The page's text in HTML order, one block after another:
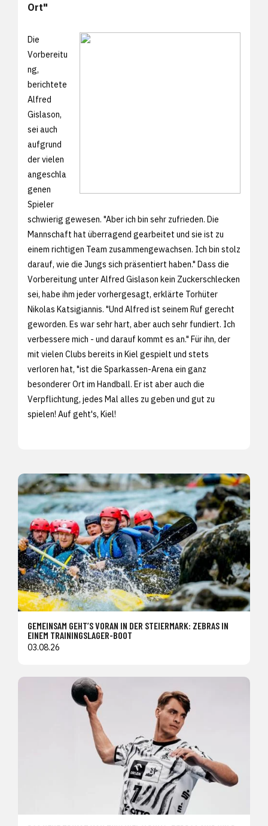
Ort"
Die
Vorbereitu
ng,
berichtete
Alfred
Gislason,
sei auch
aufgrund
der vielen
angeschla
genen
Spieler
schwierig gewesen. "Aber ich bin sehr zufrieden. Die
Mannschaft hat überragend gearbeitet und sie ist zu
einem richtigen Team zusammengewachsen. Ich bin stolz
darauf, wie die Jungs sich präsentiert haben." Dass die
Vorbereitung unter Alfred Gislason kein Zuckerschlecken
sei, habe ihm jeder vorhergesagt, erklärte Torhüter
Nikolas Katsigiannis. "Und Alfred ist seinem Ruf gerecht
geworden. Es war sehr hart, aber auch sehr fundiert. Ich
verbessere mich - und darauf kommt es an." Für ihn, der
mit vielen Clubs bereits in Kiel gespielt und stets
verloren hat, "ist die Sparkassen-Arena ein ganz
besonderer Ort im Handball. Er ist aber auch die
Verpflichtung, jedes Mal alles zu geben und gut zu
spielen! Auf geht's, Kiel!
GEMEINSAM GEHT’S VORAN IN DER STEIERMARK: ZEBRAS IN
EINEM TRAININGSLAGER-BOOT
03.08.26